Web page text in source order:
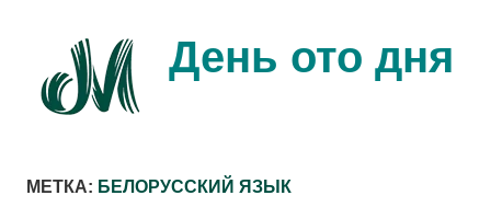
содержимому
День ото дня
МЕТКА: БЕЛОРУССКИЙ ЯЗЫК